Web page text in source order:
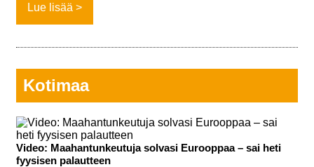
Lue lisää
Kotimaa
Video: Maahantunkeutuja solvasi Eurooppaa – sai heti
fyysisen palautteen